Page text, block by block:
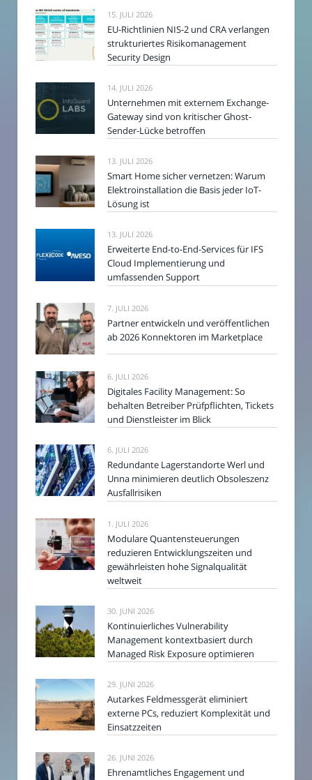
15. JULI 2026
EU-Richtlinien NIS-2 und CRA verlangen
strukturiertes Risikomanagement
Security Design
14. JULI 2026
Unternehmen mit externem Exchange-
Gateway sind von kritischer Ghost-
Sender-Lücke betroffen
13. JULI 2026
Smart Home sicher vernetzen: Warum
Elektroinstallation die Basis jeder IoT-
Lösung ist
13. JULI 2026
Erweiterte End-to-End-Services für IFS
Cloud Implementierung und
umfassenden Support
7. JULI 2026
Partner entwickeln und veröffentlichen
ab 2026 Konnektoren im Marketplace
6. JULI 2026
Digitales Facility Management: So
behalten Betreiber Prüfpflichten, Tickets
und Dienstleister im Blick
6. JULI 2026
Redundante Lagerstandorte Werl und
Unna minimieren deutlich Obsoleszenz
Ausfallrisiken
1. JULI 2026
Modulare Quantensteuerungen
reduzieren Entwicklungszeiten und
gewährleisten hohe Signalqualität
weltweit
30. JUNI 2026
Kontinuierliches Vulnerability
Management kontextbasiert durch
Managed Risk Exposure optimieren
29. JUNI 2026
Autarkes Feldmessgerät eliminiert
externe PCs, reduziert Komplexität und
Einsatzzeiten
26. JUNI 2026
Ehrenamtliches Engagement und